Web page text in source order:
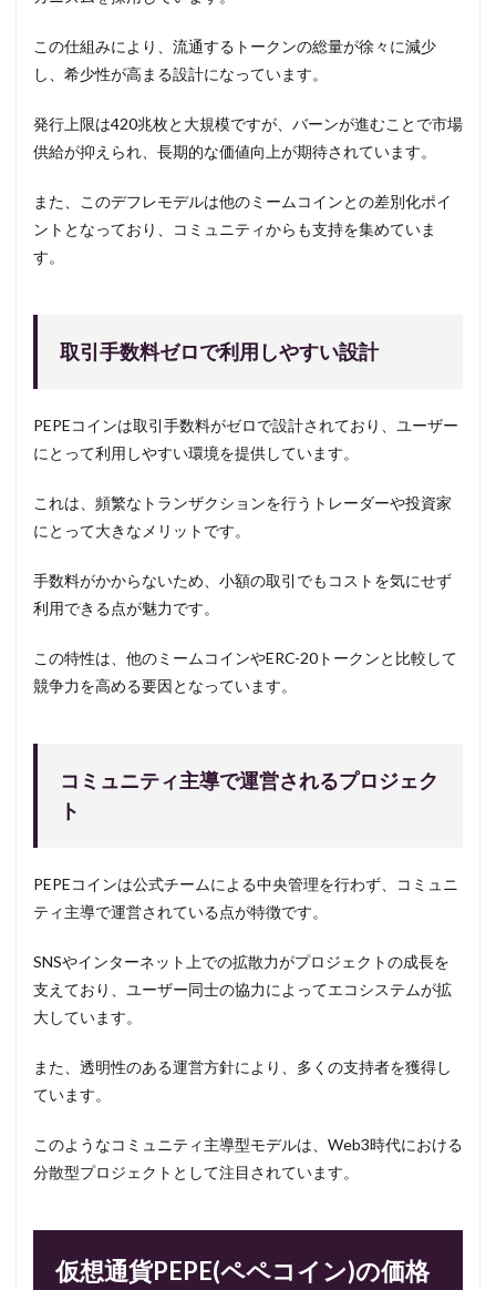
この仕組みにより、流通するトークンの総量が徐々に減少
し、希少性が高まる設計になっています。
発行上限は420兆枚と大規模ですが、バーンが進むことで市場
供給が抑えられ、長期的な価値向上が期待されています。
また、このデフレモデルは他のミームコインとの差別化ポイ
ントとなっており、コミュニティからも支持を集めていま
す。
取引手数料ゼロで利用しやすい設計
PEPEコインは取引手数料がゼロで設計されており、ユーザー
にとって利用しやすい環境を提供しています。
これは、頻繁なトランザクションを行うトレーダーや投資家
にとって大きなメリットです。
手数料がかからないため、小額の取引でもコストを気にせず
利用できる点が魅力です。
この特性は、他のミームコインやERC-20トークンと比較して
競争力を高める要因となっています。
コミュニティ主導で運営されるプロジェク
ト
PEPEコインは公式チームによる中央管理を行わず、コミュニ
ティ主導で運営されている点が特徴です。
SNSやインターネット上での拡散力がプロジェクトの成長を
支えており、ユーザー同士の協力によってエコシステムが拡
大しています。
また、透明性のある運営方針により、多くの支持者を獲得し
ています。
このようなコミュニティ主導型モデルは、Web3時代における
分散型プロジェクトとして注目されています。
仮想通貨PEPE(ペペコイン)の価格